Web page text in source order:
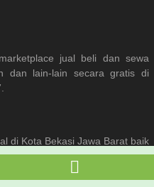
jual beli dan sewa
dan lain-lain secara gratis di
di Kota Bekasi Jawa Barat baik
tipe rumah, harga dan